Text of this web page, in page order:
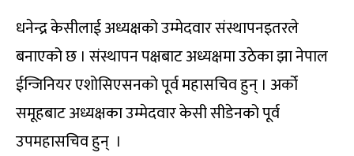
धनेन्द्र केसीलाई अध्यक्षको उम्मेदवार संस्थापनइतरले
बनाएको छ । संस्थापन पक्षबाट अध्यक्षमा उठेका झा नेपाल
ईन्जिनियर एशोसिएसनको पूर्व महासचिव हुन् । अर्को
समूहबाट अध्यक्षका उम्मेदवार केसी सीडेनको पूर्व
उपमहासचिव हुन् ।